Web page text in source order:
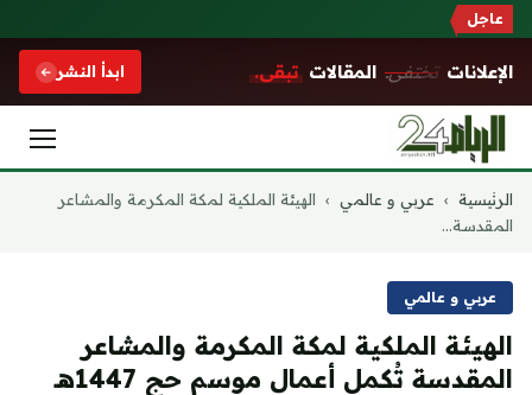
عاجل
الإعلانات تختفي. المقالات تبقى. ابدأ النشر
التجاوز
إلى
الرئيسية › عربي و عالمي › الهيئة الملكية لمكة المكرمة والمشاعر
المقدسة...
عربي و عالمي
الهيئة الملكية لمكة المكرمة والمشاعر
المقدسة تُكمل أعمال موسم حج 1447هـ